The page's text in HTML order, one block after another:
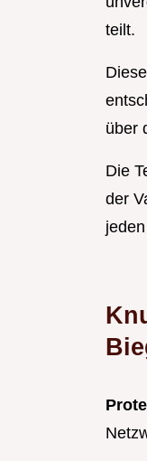
teilt.
über
Die
der